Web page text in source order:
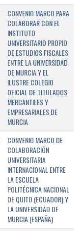
CONVENIO MARCO PARA
COLABORAR CON EL
INSTITUTO
UNIVERSITARIO PROPIO
DE ESTUDIOS FISCALES
ENTRE LA UNIVERSIDAD
DE MURCIA Y EL
ILUSTRE COLEGIO
OFICIAL DE TITULADOS
MERCANTILES Y
EMPRESARIALES DE
MURCIA
CONVENIO MARCO DE
COLABORACIÓN
UNIVERSITARIA
INTERNACIONAL ENTRE
LA ESCUELA
POLITÉCNICA NACIONAL
DE QUITO (ECUADOR) Y
LA UNIVERSIDAD DE
MURCIA (ESPAÑA)